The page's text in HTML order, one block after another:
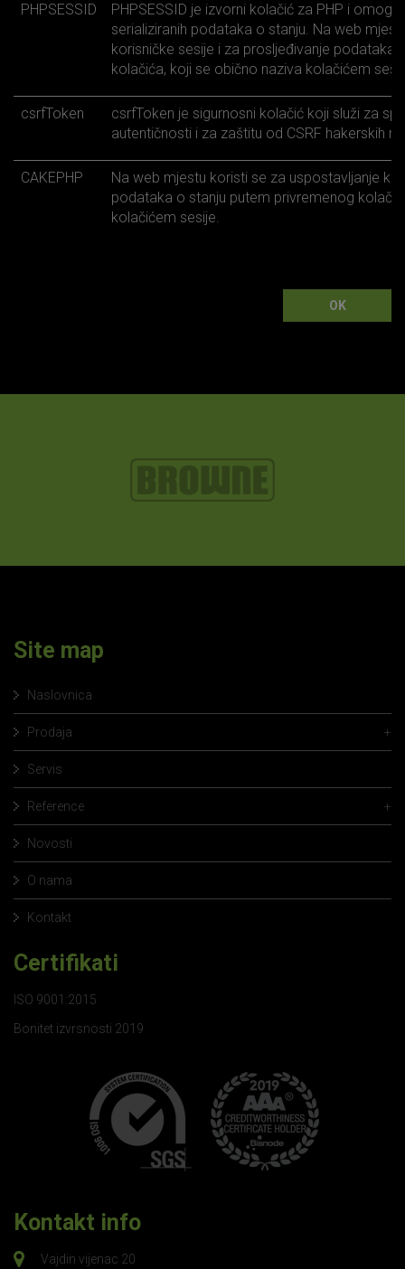
PHPSESSID
PHPSESSID je izvorni kolačić za PHP i
serializiranih podataka o stanju. Na web
korisničke sesije i za prosljeđivanje podataka
kolačića, koji se obično naziva kolačićem
csrfToken
csrfToken je sigurnosni kolačić koji služi za
autentičnosti i za zaštitu od CSRF hakerskih
CAKEPHP
Na web mjestu koristi se za uspostavljanje
podataka o stanju putem privremenog
kolačićem sesije.
OK
Site map
Naslovnica
Prodaja +
Servis
Reference +
Novosti
O nama
Kontakt
Certifikati
ISO 9001:2015
Bonitet izvrsnosti 2019
Kontakt info
Vajdin vijenac 20